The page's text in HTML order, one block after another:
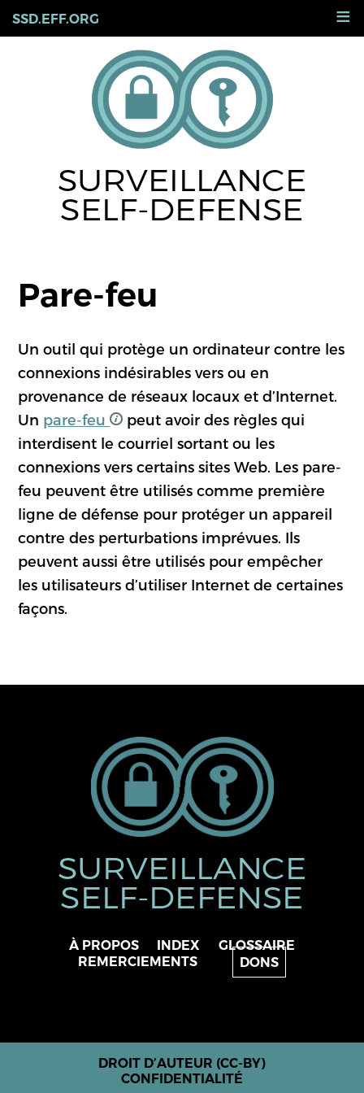
toSSD.EFF.ORG ≡
SURVEILLANCE
SELF-DEFENSE
Pare-feu
Un outil qui protège un ordinateur contre les
connexions indésirables vers ou en
provenance de réseaux locaux et d’Internet.
Un pare-feu
peut avoir des règles qui
interdisent le courriel sortant ou les
connexions vers certains sites Web. Les pare-
feu peuvent être utilisés comme première
ligne de défense pour protéger un appareil
contre des perturbations imprévues. Ils
peuvent aussi être utilisés pour empêcher
les utilisateurs d’utiliser Internet de certaines
façons.
SURVEILLANCE
SELF-DEFENSE
À PROPOS INDEX
GLOSSAIRE
REMERCIEMENTS
DONS
DROIT D’AUTEUR (CC-BY)
CONFIDENTIALITÉ